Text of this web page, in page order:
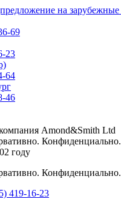
69
23
64
46
Amond&Smith Ltd
Конфиденциально.
году
Конфиденциально.
419-16-23